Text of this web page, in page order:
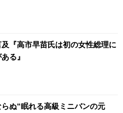
『高市早苗氏は初の女性総理に
る』
ぬ“眠れる高級ミニバンの元